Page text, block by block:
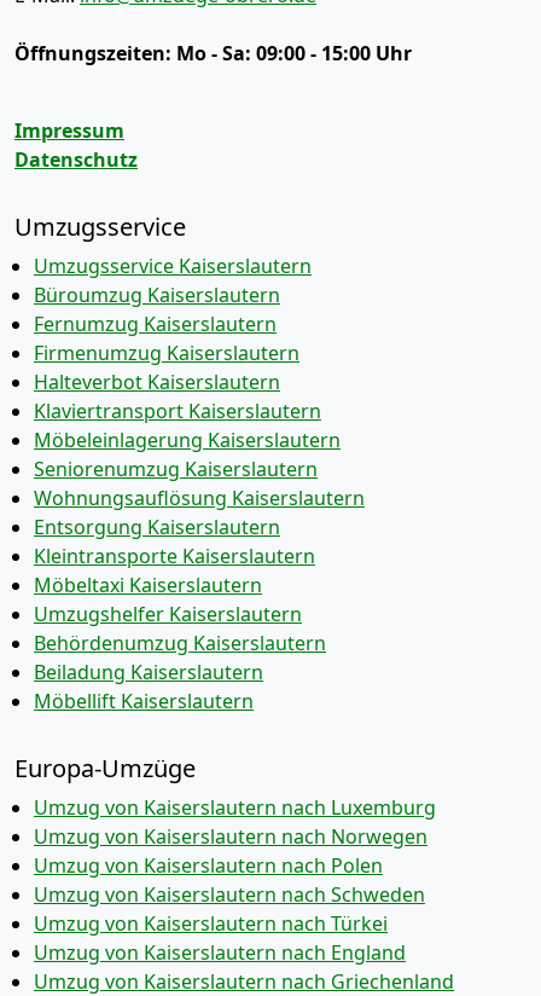
Öffnungszeiten: Mo - Sa: 09:00 - 15:00 Uhr
Impressum
Datenschutz
Umzugsservice
Umzugsservice Kaiserslautern
Büroumzug Kaiserslautern
Fernumzug Kaiserslautern
Firmenumzug Kaiserslautern
Halteverbot Kaiserslautern
Klaviertransport Kaiserslautern
Möbeleinlagerung Kaiserslautern
Seniorenumzug Kaiserslautern
Wohnungsauflösung Kaiserslautern
Entsorgung Kaiserslautern
Kleintransporte Kaiserslautern
Möbeltaxi Kaiserslautern
Umzugshelfer Kaiserslautern
Behördenumzug Kaiserslautern
Beiladung Kaiserslautern
Möbellift Kaiserslautern
Europa-Umzüge
Umzug von Kaiserslautern nach Luxemburg
Umzug von Kaiserslautern nach Norwegen
Umzug von Kaiserslautern nach Polen
Umzug von Kaiserslautern nach Schweden
Umzug von Kaiserslautern nach Türkei
Umzug von Kaiserslautern nach England
Umzug von Kaiserslautern nach Griechenland